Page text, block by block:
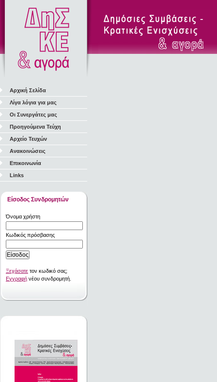
Αρχική Σελίδα
Λίγα λόγια για μας
Οι Συνεργάτες μας
Προηγούμενα Τεύχη
Αρχείο Τευχών
Ανακοινώσεις
Επικοινωνία
Links
Είσοδος Συνδρομητών
Όνομα χρήστη
Κωδικός πρόσβασης
Ξεχάσατε τον κωδικό σας;
Εγγραφή νέου συνδρομητή.